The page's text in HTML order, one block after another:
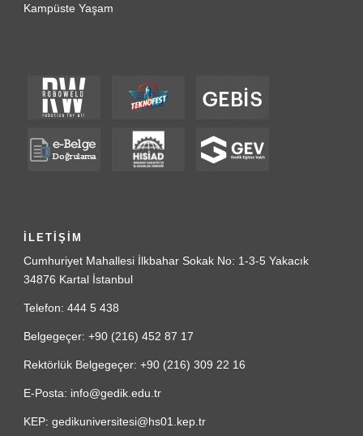
Kampüste Yaşam
İLETİŞİM
Cumhuriyet Mahallesi İlkbahar Sokak No: 1-3-5 Yakacık
34876 Kartal İstanbul
Telefon: 444 5 438
Belgegeçer: +90 (216) 452 87 17
Rektörlük Belgegeçer: +90 (216) 309 22 16
E-Posta: info@gedik.edu.tr
KEP: gedikuniversitesi@hs01.kep.tr